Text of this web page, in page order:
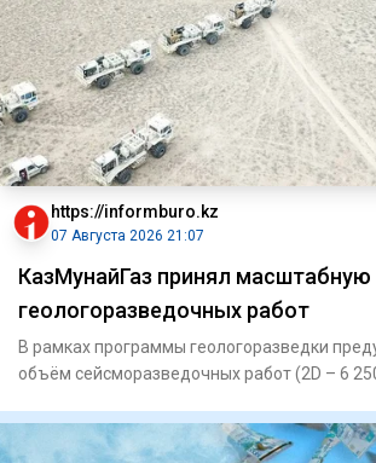
https://informburo.kz
07 Августа 2026 21:07
КазМунайГаз принял
геологоразведочных работ
В рамках программы геологоразведки
объём сейсморазведочных работ (2D – 6 250